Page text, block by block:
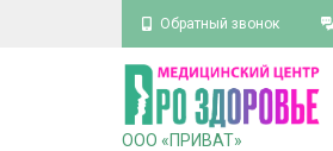
Обратный звонок
ООО «ПРИВАТ»